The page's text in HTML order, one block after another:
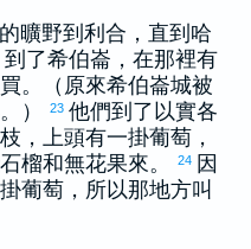
的曠野到 利合 ，直到 哈
了希伯崙 ，在那裡有
。（原來希伯崙城被
） 23 他們到了以實各
，上頭有一掛葡萄，
榴和無花果來。
24 因
葡萄，所以那地方叫